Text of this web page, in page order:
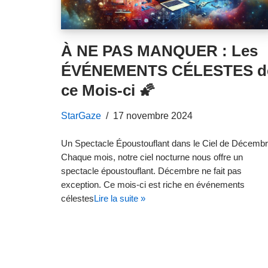
À NE PAS MANQUER : Les
ÉVÉNEMENTS CÉLESTES
ce Mois-ci 🌠
StarGaze 17 novembre 2024
Un Spectacle Époustouflant dans le Ciel de
Chaque mois, notre ciel nocturne nous offre un
spectacle époustouflant. Décembre ne fait pas
exception. Ce mois-ci est riche en événements
célestesLire la suite »